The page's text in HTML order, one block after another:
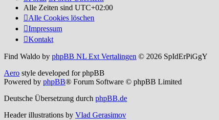
Alle Zeiten sind UTC+02:00
Alle Cookies löschen
Impressum
Kontakt
Find Waldo by phpBB NL Ext Vertalingen © 2026 SpIdErPiGgY
Aero style developed for phpBB
Powered by phpBB® Forum Software © phpBB Limited
Deutsche Übersetzung durch phpBB.de
Header illustrations by Vlad Gerasimov